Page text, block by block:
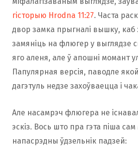
гісторыю Hrodna 11:27. Часта
двор замка прыгналі вышку, каб
замяніць на флюгер у выглядзе
яго аленя, але ў апошні момант
Папулярная версія, паводле
дагэтуль недзе захоўваецца і
Але насамрэч флюгера не
эскіз. Вось што пра гэта піша сам
напасрэдны ўдзельнік падзей: